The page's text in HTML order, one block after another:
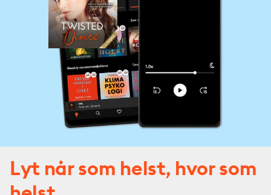
Lyt når som helst, hvor som